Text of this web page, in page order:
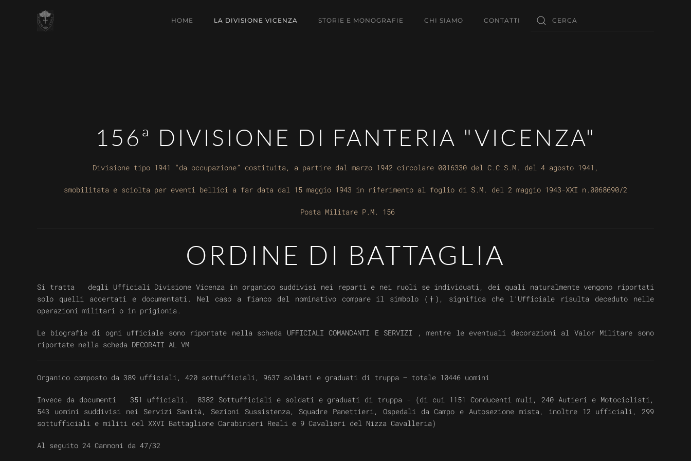
HOME LA DIVISIONE VICENZA STORIE E MONOGRAFIE CHI SIAMO CONTATTI
156ª DIVISIONE DI FANTERIA "VICENZA"
Divisione tipo 1941 “da occupazione” costituita, a partire dal marzo 1942 circolare 0016330 del C.C.S.M. del 4 agosto 1941,
smobilitata e sciolta per eventi bellici a far data dal 15 maggio 1943 in riferimento al foglio di S.M. del 2 maggio 1943-XXI n.0068690/2
Posta Militare P.M. 156
ORDINE DI BATTAGLIA
Si tratta degli Ufficiali Divisione Vicenza in organico suddivisi nei reparti e nei ruoli se individuati, dei quali naturalmente vengono riportati
solo quelli accertati e documentati. Nel caso a fianco del nominativo compare il simbolo ( † ), significa che l’Ufficiale risulta deceduto nelle
operazioni militari o in prigionia.
Le biografie di ogni ufficiale sono riportate nella scheda UFFICIALI COMANDANTI E SERVIZI , mentre le eventuali decorazioni al Valor Militare sono
riportate nella scheda DECORATI AL VM
Organico composto da 389 ufficiali, 420 sottufficiali, 9637 soldati e graduati di truppa – totale 10446 uomini
Invece da documenti 351 ufficiali. 8382 Sottufficiali e soldati e graduati di truppa - (di cui 1151 Conducenti muli, 240 Autieri e Motociclisti,
543 uomini suddivisi nei Servizi Sanità, Sezioni Sussistenza, Squadre Panettieri, Ospedali da Campo e Autosezione mista, inoltre 12 ufficiali, 299
sottufficiali e militi del XXVI Battaglione Carabinieri Reali e 9 Cavalieri del Nizza Cavalleria)
Al seguito 24 Cannoni da 47/32